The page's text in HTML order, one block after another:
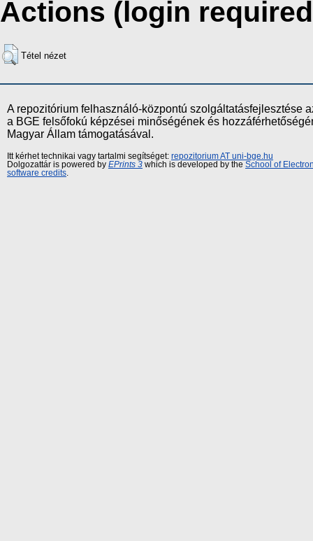
Actions (login
Tétel nézet
A repozitórium felhasználó-központú szolgáltatásfejlesztése
a BGE felsőfokú képzései minőségének és
Magyar Állam támogatásával.
Itt kérhet technikai vagy tartalmi segítséget: repozitorium AT uni-bge.hu
Dolgozattár is powered by EPrints 3 which is developed by the School of
software credits